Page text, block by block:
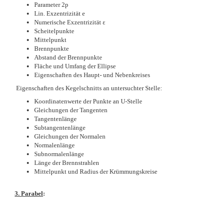
Parameter 2p
Lin. Exzentrizität e
Numerische Exzentrizität ε
Scheitelpunkte
Mittelpunkt
Brennpunkte
Abstand der Brennpunkte
Fläche und Umfang der Ellipse
Eigenschaften des Haupt- und Nebenkreises
Eigenschaften des Kegelschnitts an untersuchter Stelle:
Koordinatenwerte der Punkte an U-Stelle
Gleichungen der Tangenten
Tangentenlänge
Subtangentenlänge
Gleichungen der Normalen
Normalenlänge
Subnormalenlänge
Länge der Brennstrahlen
Mittelpunkt und Radius der Krümmungskreise
3. Parabel: